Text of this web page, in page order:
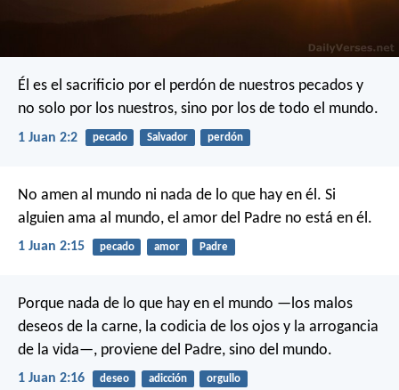
Él es el sacrificio por el perdón de nuestros pecados y
no solo por los nuestros, sino por los de todo el mundo.
1 Juan 2:2 pecado Salvador perdón
No amen al mundo ni nada de lo que hay en él. Si
alguien ama al mundo, el amor del Padre no está en él.
1 Juan 2:15 pecado amor Padre
Porque nada de lo que hay en el mundo —los malos
deseos de la carne, la codicia de los ojos y la arrogancia
de la vida—, proviene del Padre, sino del mundo.
1 Juan 2:16 deseo adicción orgullo